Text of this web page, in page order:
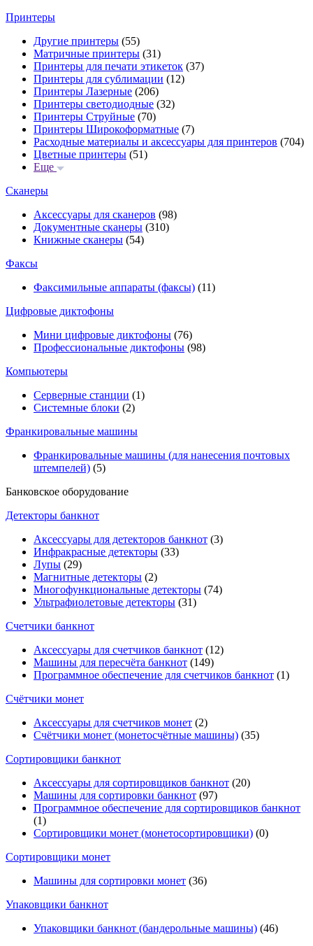
Принтеры
Другие принтеры (55)
Матричные принтеры (31)
Принтеры для печати этикеток (37)
Принтеры для сублимации (12)
Принтеры Лазерные (206)
Принтеры светодиодные (32)
Принтеры Струйные (70)
Принтеры Широкоформатные (7)
Расходные материалы и аксессуары для принтеров (704)
Цветные принтеры (51)
Еще
Сканеры
Аксессуары для сканеров (98)
Документные сканеры (310)
Книжные сканеры (54)
Факсы
Факсимильные аппараты (факсы) (11)
Цифровые диктофоны
Мини цифровые диктофоны (76)
Профессиональные диктофоны (98)
Компьютеры
Серверные станции (1)
Системные блоки (2)
Франкировальные машины
Франкировальные машины (для нанесения почтовых
штемпелей) (5)
Банковское оборудование
Детекторы банкнот
Аксессуары для детекторов банкнот (3)
Инфракрасные детекторы (33)
Лупы (29)
Магнитные детекторы (2)
Многофункциональные детекторы (74)
Ультрафиолетовые детекторы (31)
Счетчики банкнот
Аксессуары для счетчиков банкнот (12)
Машины для пересчёта банкнот (149)
Программное обеспечение для счетчиков банкнот (1)
Счётчики монет
Аксессуары для счетчиков монет (2)
Счётчики монет (монетосчётные машины) (35)
Cортировщики банкнот
Аксессуары для сортировщиков банкнот (20)
Машины для сортировки банкнот (97)
Программное обеспечение для сортировщиков банкнот
(1)
Сортировщики монет (монетосортировщики) (0)
Сортировщики монет
Машины для сортировки монет (36)
Упаковщики банкнот
Упаковщики банкнот (бандерольные машины) (46)